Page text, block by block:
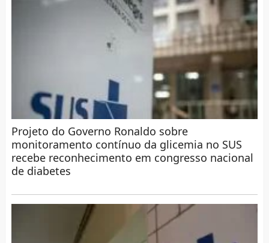
Projeto do Governo Ronaldo sobre
monitoramento contínuo da glicemia no SUS
recebe reconhecimento em congresso nacional
de diabetes